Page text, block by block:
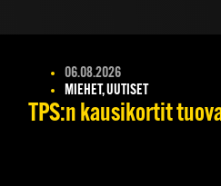
06.08.2026
MIEHET, UUTISET
TPS:n kausikortit